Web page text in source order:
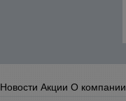
Новости Акции О компании